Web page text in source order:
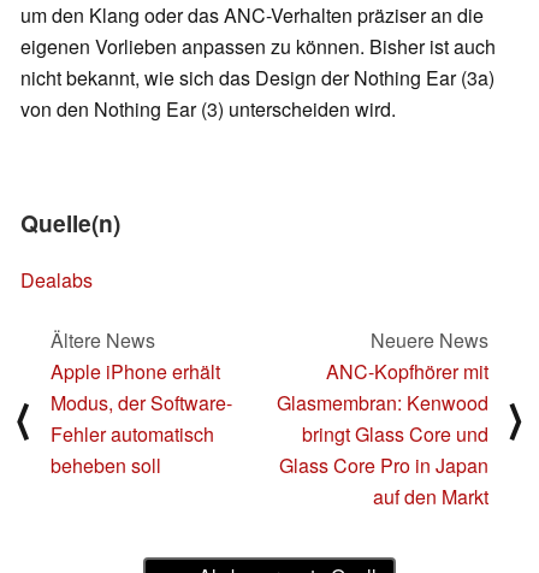
um den Klang oder das ANC-Verhalten präziser an die
eigenen Vorlieben anpassen zu können. Bisher ist auch
nicht bekannt, wie sich das Design der Nothing Ear (3a)
von den Nothing Ear (3) unterscheiden wird.
Quelle(n)
Dealabs
⟨
Ältere News
Apple iPhone erhält
Modus, der Software-
Fehler automatisch
beheben soll
Neuere News
ANC-Kopfhörer mit
Glasmembran: Kenwood
bringt Glass Core und
Glass Core Pro in Japan
auf den Markt
⟩